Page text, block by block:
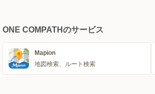
ONE COMPATHのサービス
Mapion
地図検索、ルート検索